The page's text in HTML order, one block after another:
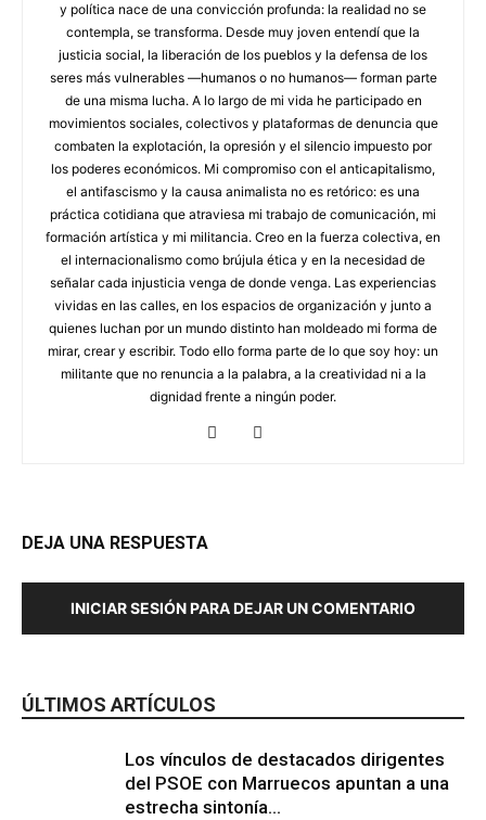
y política nace de una convicción profunda: la realidad no se
contempla, se transforma. Desde muy joven entendí que la
justicia social, la liberación de los pueblos y la defensa de los
seres más vulnerables —humanos o no humanos— forman parte
de una misma lucha. A lo largo de mi vida he participado en
movimientos sociales, colectivos y plataformas de denuncia que
combaten la explotación, la opresión y el silencio impuesto por
los poderes económicos. Mi compromiso con el anticapitalismo,
el antifascismo y la causa animalista no es retórico: es una
práctica cotidiana que atraviesa mi trabajo de comunicación, mi
formación artística y mi militancia. Creo en la fuerza colectiva, en
el internacionalismo como brújula ética y en la necesidad de
señalar cada injusticia venga de donde venga. Las experiencias
vividas en las calles, en los espacios de organización y junto a
quienes luchan por un mundo distinto han moldeado mi forma de
mirar, crear y escribir. Todo ello forma parte de lo que soy hoy: un
militante que no renuncia a la palabra, a la creatividad ni a la
dignidad frente a ningún poder.
DEJA UNA RESPUESTA
INICIAR SESIÓN PARA DEJAR UN COMENTARIO
ÚLTIMOS ARTÍCULOS
Los vínculos de destacados dirigentes
del PSOE con Marruecos apuntan a una
estrecha sintonía...